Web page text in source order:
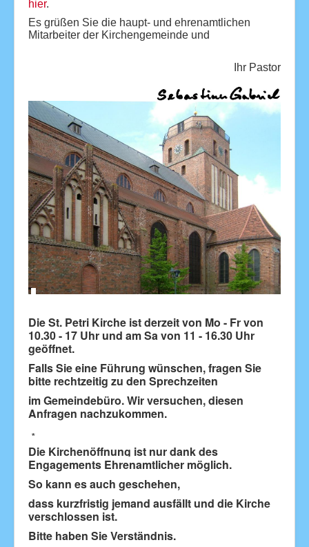
hier.
Es grüßen Sie die haupt- und ehrenamtlichen
Mitarbeiter der Kirchengemeinde und
Ihr Pastor
Die St. Petri Kirche ist derzeit von Mo - Fr von
10.30 - 17 Uhr und am Sa von 11 - 16.30 Uhr
geöffnet.
Falls Sie eine Führung wünschen,fragen Sie
bitte rechtzeitig zu den Sprechzeiten
im Gemeindebüro. Wir versuchen, diesen
Anfragen nachzukommen.
∗
Die Kirchenöffnung ist nur dank des
Engagements Ehrenamtlicher möglich.
So kann es auch geschehen,
dass kurzfristig jemand ausfällt und die Kirche
verschlossen ist.
Bitte haben Sie Verständnis.